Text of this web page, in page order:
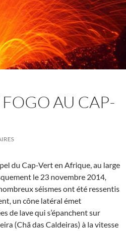
AU CAP-
du Cap-Vert en Afrique, au large
le 23 novembre 2014,
séismes ont été ressentis
un cône latéral émet
de lave qui s’épanchent sur
(Chã das Caldeiras) à la vitesse